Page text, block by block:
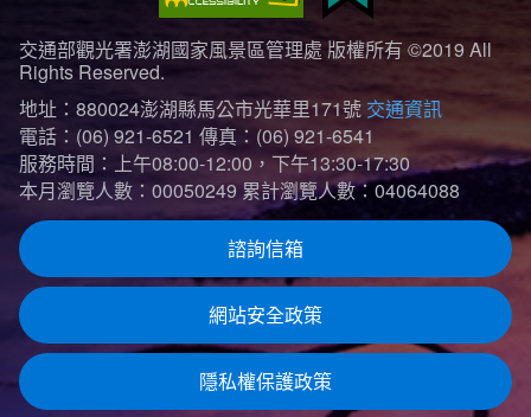
交通部觀光署澎湖國家風景區管理處 版權所有 ©2019 All
Rights Reserved.
地址：880024澎湖縣馬公市光華里171號 交通資訊
電話：(06) 921-6521 傳真：(06) 921-6541
服務時間：上午08:00-12:00，下午13:30-17:30
本月瀏覽人數：00050249 累計瀏覽人數：04064088
諮詢信箱
網站安全政策
隱私權保護政策